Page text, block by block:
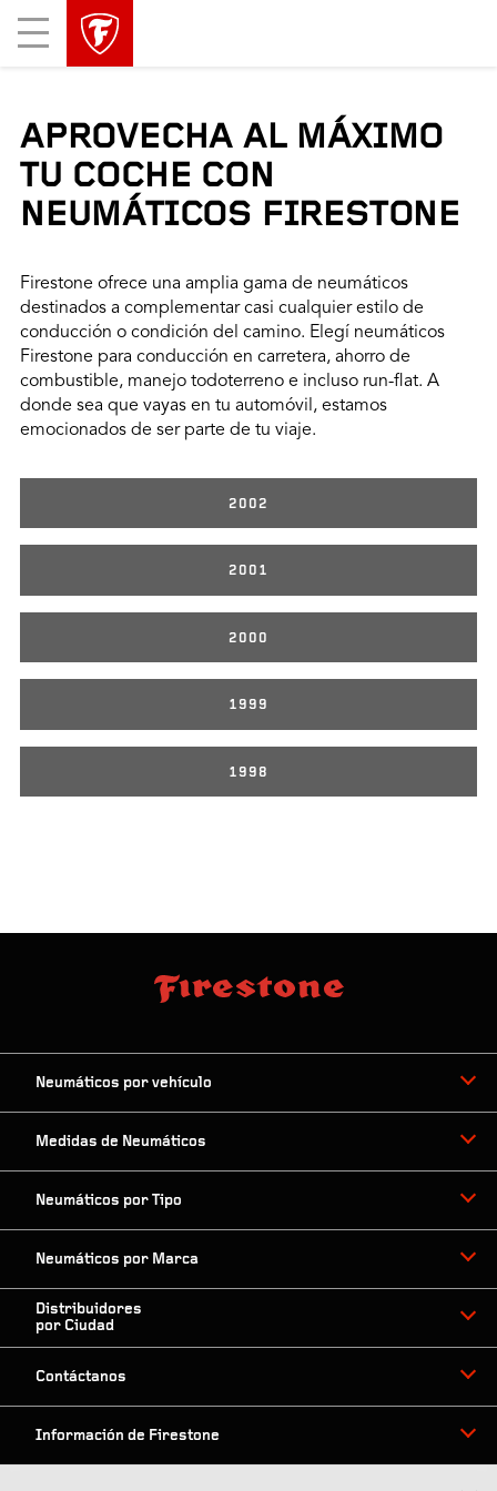
Mobile
Menu
APROVECHA AL MÁXIMO
TU COCHE CON
NEUMÁTICOS FIRESTONE
Firestone ofrece una amplia gama de neumáticos
destinados a complementar casi cualquier estilo de
conducción o condición del camino. Elegí neumáticos
Firestone para conducción en carretera, ahorro de
combustible, manejo todoterreno e incluso run-flat. A
donde sea que vayas en tu automóvil, estamos
emocionados de ser parte de tu viaje.
2002
2001
2000
1999
1998
Neumáticos por vehículo
Medidas de Neumáticos
Neumáticos por Tipo
Neumáticos por Marca
Distribuidores
por Ciudad
Contáctanos
Información de Firestone